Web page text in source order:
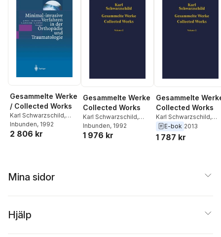
Gesammelte Werke
/ Collected Works
Karl Schwarzschild,
Hans-Heinrich Voigt
Inbunden, 1992
2 806 kr
Gesammelte Werke
Collected Works
Karl Schwarzschild,
Hans-Heinrich Voigt
Inbunden, 1992
1 976 kr
Gesammelte
Collected Works
Karl Schwarzschild,
Hans-Heinrich Voigt
E-bok 2013
1 787 kr
Mina sidor
Hjälp